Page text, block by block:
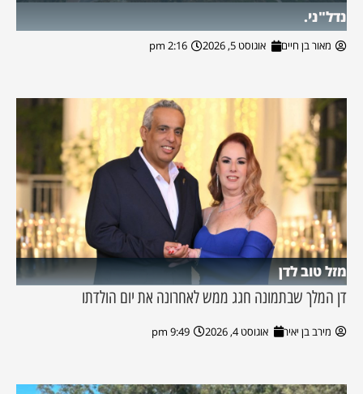
נדל"ני.
מאור בן חיים אוגוסט 5, 2026 2:16 pm
מזל טוב לדן
דן המלך שבתמונה חגג ממש לאחרונה את יום הולדתו
מירב בן יאיר אוגוסט 4, 2026 9:49 pm